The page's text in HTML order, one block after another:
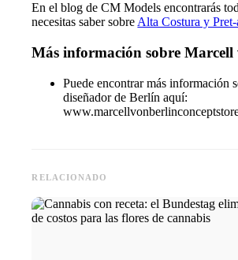
En el blog de CM Models encontrarás
necesitas saber sobre Alta Costura y Pret-
Más información sobre
Puede encontrar más información
diseñador de Berlín aquí:
RELACIONADO